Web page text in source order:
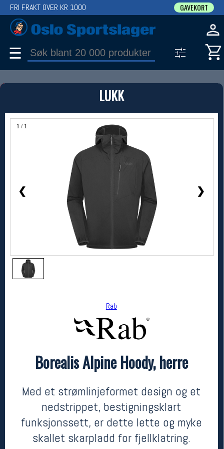
LUKK
1 / 1
❮ ❯
Rab
Borealis Alpine Hoody, herre
Med et strømlinjeformet design og et
nedstrippet, bestigningsklart
funksjonssett, er dette lette og myke
skallet skarpladd for fjellklatring.
FRI FRAKT OVER KR 1000 GAVEKORT
☰
PRODUKT
Produkter (1)
Bruk filter til å spisse søket
Rab
Borealis Alpine Hoody, herre
kr 1499